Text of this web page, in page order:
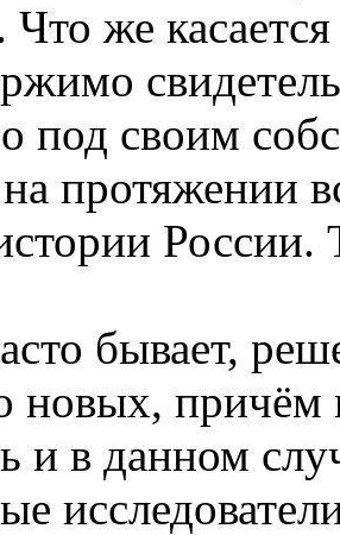
Что же
под своим
протяжении
бывает,
новых,
и в данном